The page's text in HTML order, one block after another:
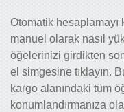
Otomatik
manuel olarak nasıl
öğelerinizi girdikten
el simgesine tıklayın.
kargo alanındaki tüm
konumlandırmanıza